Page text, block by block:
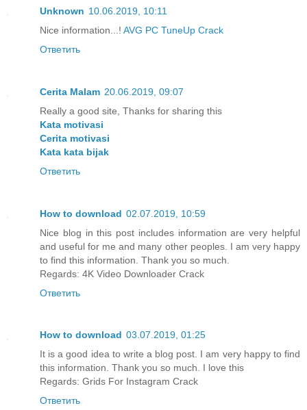
Unknown 10.06.2019, 10:11
Nice information...! AVG PC TuneUp Crack
Ответить
Cerita Malam 20.06.2019, 09:07
Really a good site, Thanks for sharing this
Kata motivasi
Cerita motivasi
Kata kata bijak
Ответить
How to download 02.07.2019, 10:59
Nice blog in this post includes information are very helpful
and useful for me and many other peoples. I am very happy
to find this information. Thank you so much.
Regards: 4K Video Downloader Crack
Ответить
How to download 03.07.2019, 01:25
It is a good idea to write a blog post. I am very happy to find
this information. Thank you so much. I love this
Regards: Grids For Instagram Crack
Ответить